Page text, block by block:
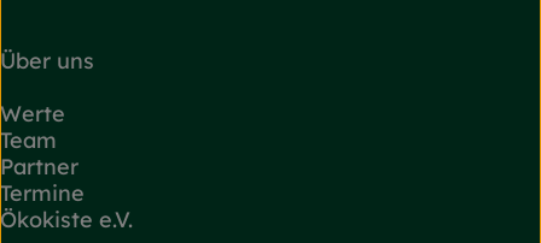
Über uns
Werte
Team
Partner
Termine
Ökokiste e.V.